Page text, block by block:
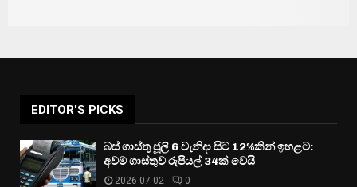
EDITOR'S PICKS
බස් ගාස්තු ජූලි 6 වැනිදා සිට 12%කින් ඉහළට:
අවම ගාස්තුව රුපියල් 34ක් වෙයි
2026-07-02 0